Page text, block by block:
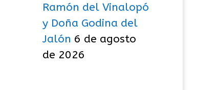
Ramón del Vinalopó
y Doña Godina del
Jalón 6 de agosto
de 2026